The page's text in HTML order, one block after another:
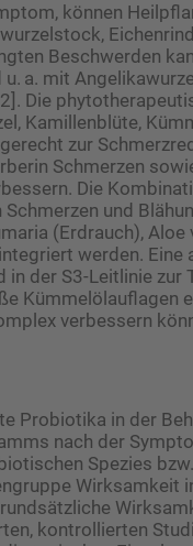
können
Beschwerden
a. mit
Die
Kamillenblüte,
zur
Schmerzen
Die
und
(Erdrauch),
werden. Eine
der S3-Leitlinie zur
Kümmelölauflagen
verbessern
Probiotika in der
nach der
Spezies
Wirksamkeit
kontrollierten